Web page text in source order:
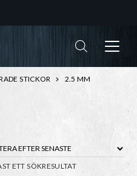
STICKOR 2.5 MM
ETT SÖKRESULTAT